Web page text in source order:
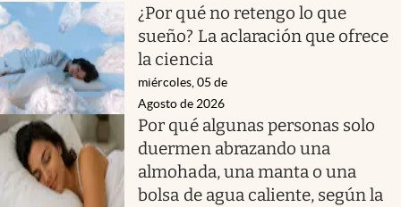
¿Por qué no retengo lo que
sueño? La aclaración que ofrece
la ciencia
miércoles, 05 de
Agosto de 2026
Por qué algunas personas solo
duermen abrazando una
almohada, una manta o una
bolsa de agua caliente, según la